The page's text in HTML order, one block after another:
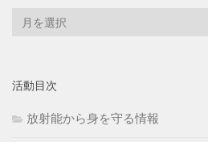
活動目次
放射能から身を守る情報